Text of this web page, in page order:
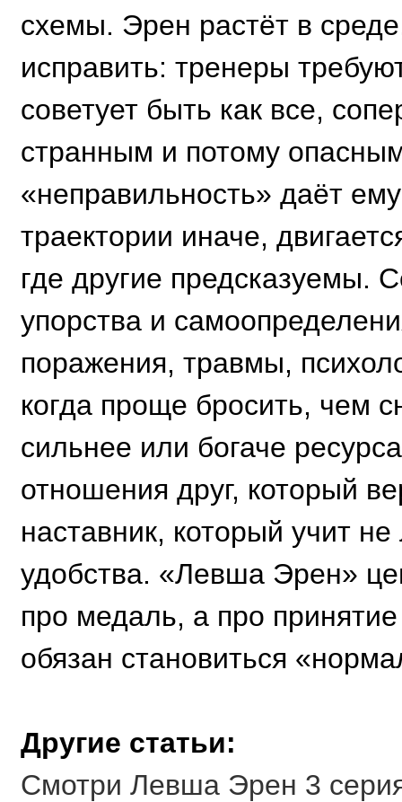
схемы. Эрен растёт в
исправить: тренеры
советует быть как все,
странным и потому
«неправильность» даёт
траектории иначе,
где другие предсказуемы.
упорства и
поражения, травмы,
когда проще бросить, чем
сильнее или богаче
отношения друг, который
наставник, который учит
удобства. «Левша Эрен»
про медаль, а про
обязан становиться
Другие статьи:
Смотри Левша Эрен 3